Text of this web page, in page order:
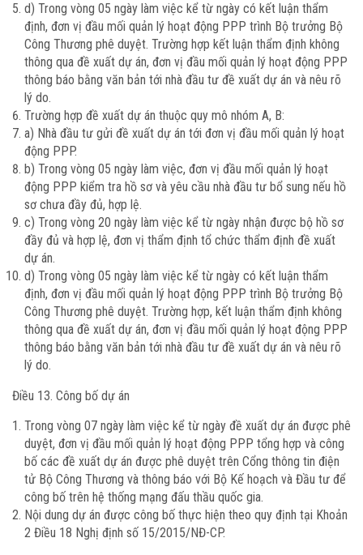
d) Trong vòng 05 ngày làm việc kể từ ngày có kết luận thẩm
định, đơn vị đầu mối quản lý hoạt động PPP trình Bộ trưởng Bộ
Công Thương phê duyệt. Trường hợp kết luận thẩm định không
thông qua đề xuất dự án, đơn vị đầu mối quản lý hoạt động PPP
thông báo bằng văn bản tới nhà đầu tư đề xuất dự án và nêu rõ
lý do.
Trường hợp đề xuất dự án thuộc quy mô nhóm A, B:
a) Nhà đầu tư gửi đề xuất dự án tới đơn vị đầu mối quản lý hoạt
động PPP.
b) Trong vòng 05 ngày làm việc, đơn vị đầu mối quản lý hoạt
động PPP kiểm tra hồ sơ và yêu cầu nhà đầu tư bổ sung nếu hồ
sơ chưa đầy đủ, hợp lệ.
c) Trong vòng 20 ngày làm việc kể từ ngày nhận được bộ hồ sơ
đầy đủ và hợp lệ, đơn vị thẩm định tổ chức thẩm định đề xuất
dự án.
d) Trong vòng 05 ngày làm việc kể từ ngày có kết luận thẩm
định, đơn vị đầu mối quản lý hoạt động PPP trình Bộ trưởng Bộ
Công Thương phê duyệt. Trường hợp, kết luận thẩm định không
thông qua đề xuất dự án, đơn vị đầu mối quản lý hoạt động PPP
thông báo bằng văn bản tới nhà đầu tư đề xuất dự án và nêu rõ
lý do.
Điều 13. Công bố dự án
Trong vòng 07 ngày làm việc kể từ ngày đề xuất dự án được phê
duyệt, đơn vị đầu mối quản lý hoạt động PPP tổng hợp và công
bố các đề xuất dự án được phê duyệt trên Cổng thông tin điện
tử Bộ Công Thương và thông báo với Bộ Kế hoạch và Đầu tư để
công bố trên hệ thống mạng đấu thầu quốc gia.
Nội dung dự án được công bố thực hiện theo quy định tại Khoản
2 Điều 18 Nghị định số 15/2015/NĐ-CP.